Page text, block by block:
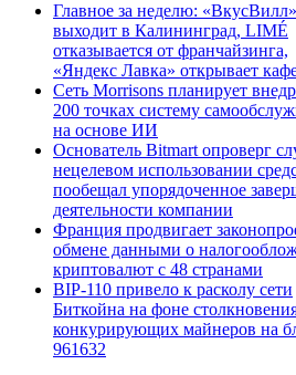
Главное за неделю: «ВкусВилл»
выходит в Калининград, LIMÉ
отказывается от франчайзинга,
«Яндекс Лавка» открывает
Сеть Morrisons планирует
200 точках систему
на основе ИИ
Основатель Bitmart опроверг
нецелевом использовании
пообещал упорядоченное
деятельности компании
Франция продвигает
обмене данными о
криптовалют с 48 странами
BIP-110 привело к расколу сети
Биткойна на фоне
конкурирующих майнеров на
961632